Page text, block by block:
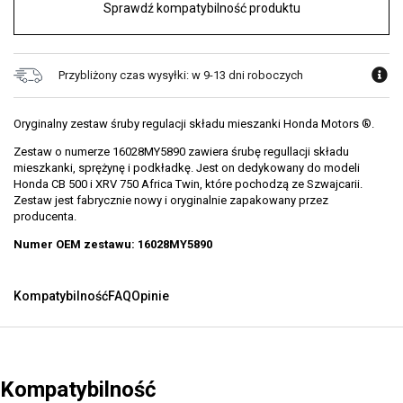
Sprawdź kompatybilność produktu
Przybliżony czas wysyłki: w 9-13 dni roboczych
Oryginalny zestaw śruby regulacji składu mieszanki Honda Motors ®.
Zestaw o numerze 16028MY5890 zawiera śrubę regullacji składu
mieszkanki, sprężynę i podkładkę. Jest on dedykowany do modeli
Honda CB 500 i XRV 750 Africa Twin, które pochodzą ze Szwajcarii.
Zestaw jest fabrycznie nowy i oryginalnie zapakowany przez
producenta.
Numer OEM zestawu: 16028MY5890
KompatybilnośćFAQOpinie
Kompatybilność